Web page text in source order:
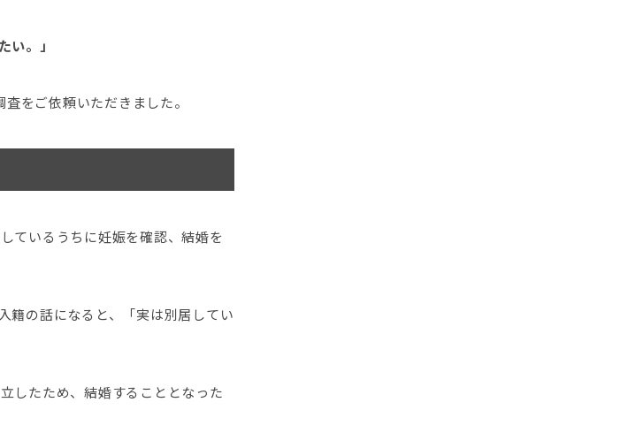
い。」
をご依頼いただきました。
ているうちに妊娠を確認、結婚を
籍の話になると、「実は別居してい
したため、結婚することとなった